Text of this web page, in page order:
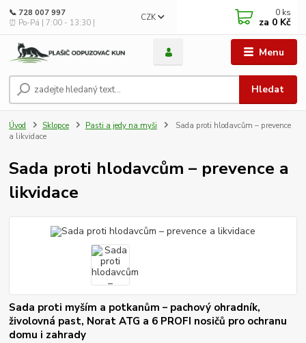
Menu
CZK
Hledat
📞 728 007 997
⏰ Po-Pá | 7:00 - 13:30 |
0 ks
za 0 Kč
Úvod Sklopce Pasti a jedy na myši
Sada proti hlodavcům – prevence
a likvidace
Sada proti hlodavcům – prevence a
likvidace
Sada proti myším a potkanům – pachový ohradník,
živolovná past, Norat ATG a 6 PROFI nosičů pro ochranu
domu i zahrady